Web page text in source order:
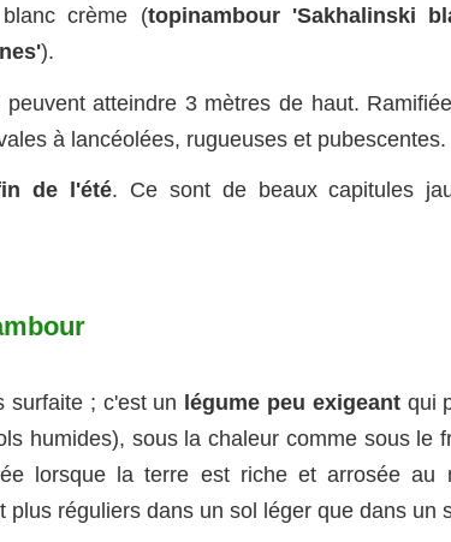
crème (topinambour 'Sakhalinski
).
atteindre 3 mètres de haut.
à lancéolées, rugueuses et pubescentes.
de l'été. Ce sont de beaux capitules
surfaite ; c'est un légume peu exigeantqui
humides), sous la chaleur comme sous le
lorsque la terre est riche et arrosée au
réguliers dans un sol léger que dans un